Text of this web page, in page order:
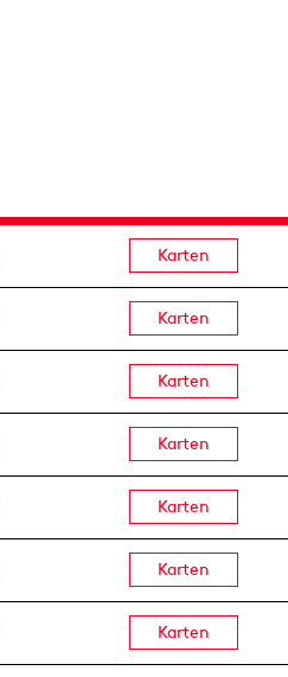
Karten
Karten
Karten
Karten
Karten
Karten
Karten